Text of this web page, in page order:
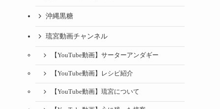
沖縄黒糖
琉宮動画チャンネル
【YouTube動画】サーターアンダギー
【YouTube動画】レシピ紹介
【YouTube動画】琉宮について